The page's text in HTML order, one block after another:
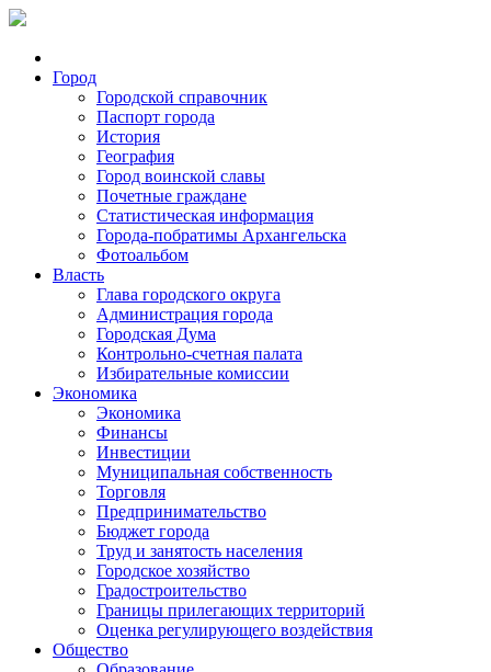
Город
Городской справочник
Паспорт города
История
География
Город воинской славы
Почетные граждане
Статистическая информация
Города-побратимы Архангельска
Фотоальбом
Власть
Глава городского округа
Администрация города
Городская Дума
Контрольно-счетная палата
Избирательные комиссии
Экономика
Экономика
Финансы
Инвестиции
Муниципальная собственность
Торговля
Предпринимательство
Бюджет города
Труд и занятость населения
Городское хозяйство
Градостроительство
Границы прилегающих территорий
Оценка регулирующего воздействия
Общество